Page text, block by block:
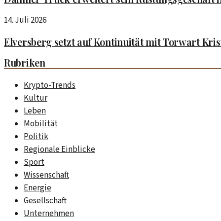
14. Juli 2026
Elversberg setzt auf Kontinuität mit Torwart
Rubriken
Krypto-Trends
Kultur
Leben
Mobilität
Politik
Regionale Einblicke
Sport
Wissenschaft
Energie
Gesellschaft
Unternehmen